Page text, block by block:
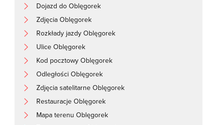
Dojazd do Oblęgorek
Zdjęcia Oblęgorek
Rozkłady jazdy Oblęgorek
Ulice Oblęgorek
Kod pocztowy Oblęgorek
Odległości Oblęgorek
Zdjęcia satelitarne Oblęgorek
Restauracje Oblęgorek
Mapa terenu Oblęgorek